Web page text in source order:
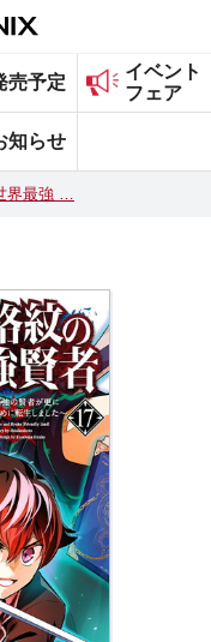
ー
報
売予定
イベント
フェア
知らせ
界最強 …